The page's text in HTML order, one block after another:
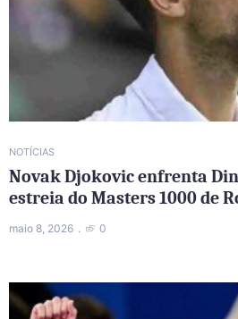
NOTÍCIAS
Novak Djokovic enfrenta
estreia do Masters 1000 de
maio 8, 2026 0